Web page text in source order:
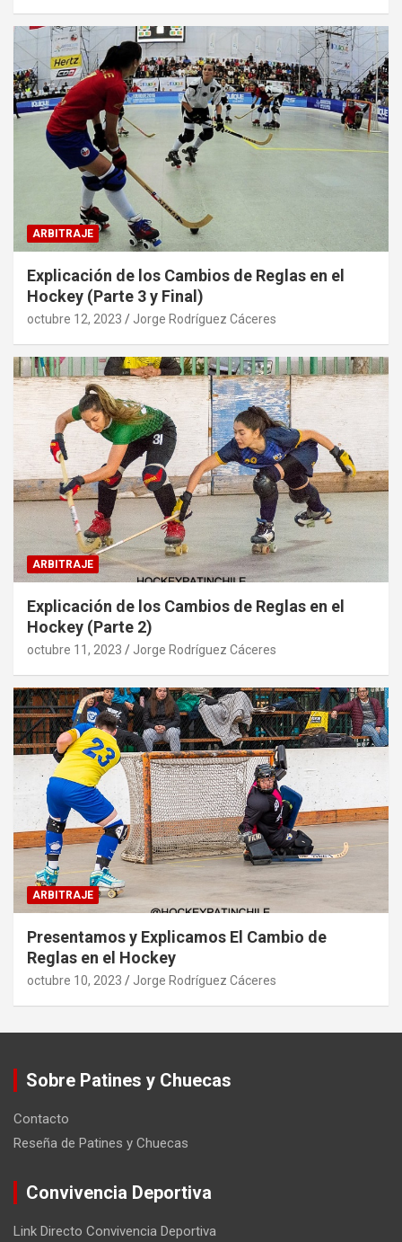
ARBITRAJE
Explicación de los Cambios de Reglas en el
Hockey (Parte 3 y Final)
octubre 12, 2023 Jorge Rodríguez Cáceres
ARBITRAJE
Explicación de los Cambios de Reglas en el
Hockey (Parte 2)
octubre 11, 2023 Jorge Rodríguez Cáceres
ARBITRAJE
Presentamos y Explicamos El Cambio de
Reglas en el Hockey
octubre 10, 2023 Jorge Rodríguez Cáceres
Sobre Patines y Chuecas
Contacto
Reseña de Patines y Chuecas
Convivencia Deportiva
Link Directo Convivencia Deportiva